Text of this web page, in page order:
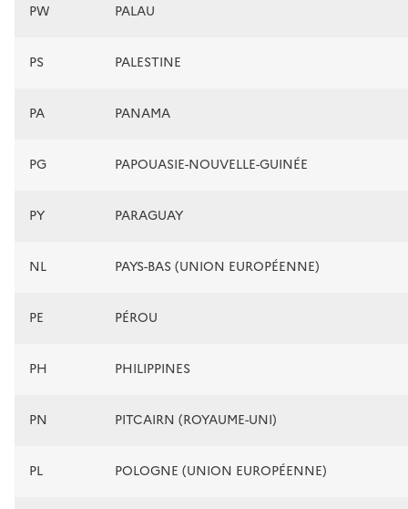
PW PALAU
PS PALESTINE
PA PANAMA
PG PAPOUASIE-NOUVELLE-GUINÉE
PY PARAGUAY
NL PAYS-BAS (UNION EUROPÉENNE)
PE PÉROU
PH PHILIPPINES
PN PITCAIRN (ROYAUME-UNI)
PL POLOGNE (UNION EUROPÉENNE)